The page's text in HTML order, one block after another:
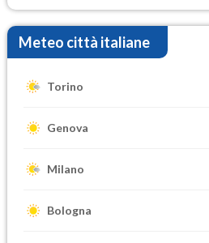
Meteo città italiane
Torino
Genova
Milano
Bologna